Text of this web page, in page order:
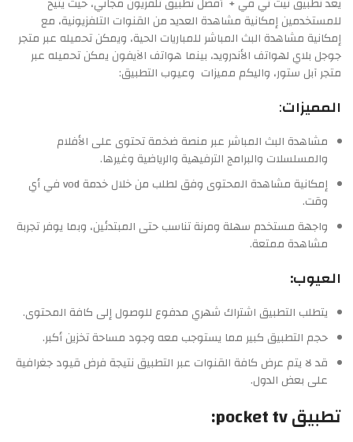
يعد تطبيق تيت تي في + أفضل تطبيق تلفزيون مجاني، حيث يتيح
للمستخدمين إمكانية مشاهدة العديد من القنوات التلفزيونية، مع
إمكانية مشاهدة البث المباشر للمباريات الحية، ويمكن تحميله عبر متجر
جوجل بلاي لهواتف الأندرويد، بينما هواتف الآيفون يمكن تحميله عبر
متجر آبل ستور، واليكم مميزات وعيوب التطبيق:
المميزات:
مشاهدة البث المباشر عبر منصة ضخمة تحتوى على الأفلام
والمسلسلات والبرامج الترفيهية والرياضية وغيرها.
إمكانية مشاهدة المحتوى وفق لطلب من خلال خدمة vod في أي
وقت.
واجهة مستخدم سهلة ومرنة تناسب حتى المبتدئين، وبما يوفر تجربة
مشاهدة ممتعة.
العيوب:
يتطلب التطبيق اشتراك شهري مدفوع للوصول إلى كافة المحتوى.
حجم التطبيق كبير مما يستوجب معه وجود مساحة تخزين أكبر.
قد لا يتم عرض كافة القنوات عبر التطبيق نتيجة فرض قيود جغرافية
على بعض الدول.
تطبيق pocket tv: